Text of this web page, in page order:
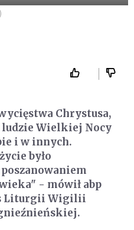
Chrystusa,
Wielkiej Nocy
i w innych.
było
- mówił abp
Liturgii Wigilii